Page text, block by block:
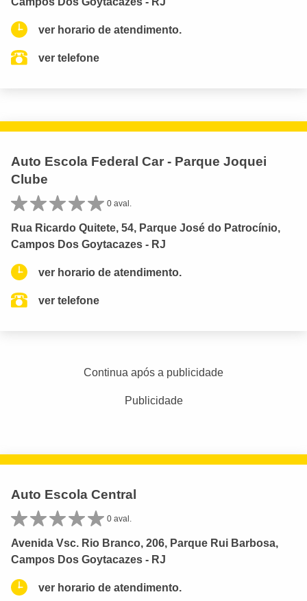
ver horario de atendimento.
ver telefone
Auto Escola Federal Car - Parque Joquei
Clube
0 aval.
Rua Ricardo Quitete, 54, Parque José do Patrocínio,
Campos Dos Goytacazes - RJ
ver horario de atendimento.
ver telefone
Continua após a publicidade
Publicidade
Auto Escola Central
0 aval.
Avenida Vsc. Rio Branco, 206, Parque Rui Barbosa,
Campos Dos Goytacazes - RJ
ver horario de atendimento.